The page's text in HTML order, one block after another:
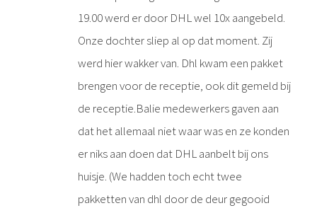
19.00 werd er door DHL wel 10x aangebeld.
Onze dochter sliep al op dat moment. Zij
werd hier wakker van. Dhl kwam een pakket
brengen voor de receptie, ook dit gemeld bij
de receptie.Balie medewerkers gaven aan
dat het allemaal niet waar was en ze konden
er niks aan doen dat DHL aanbelt bij ons
huisje. (We hadden toch echt twee
pakketten van dhl door de deur gegooid